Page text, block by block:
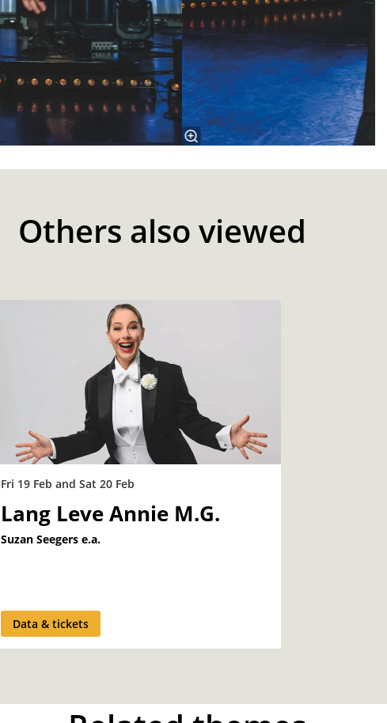
Others also viewed
Lang Leve Annie M.G.
Suzan Seegers e.a.
Fri 19 Feb and Sat 20 Feb
Data & tickets